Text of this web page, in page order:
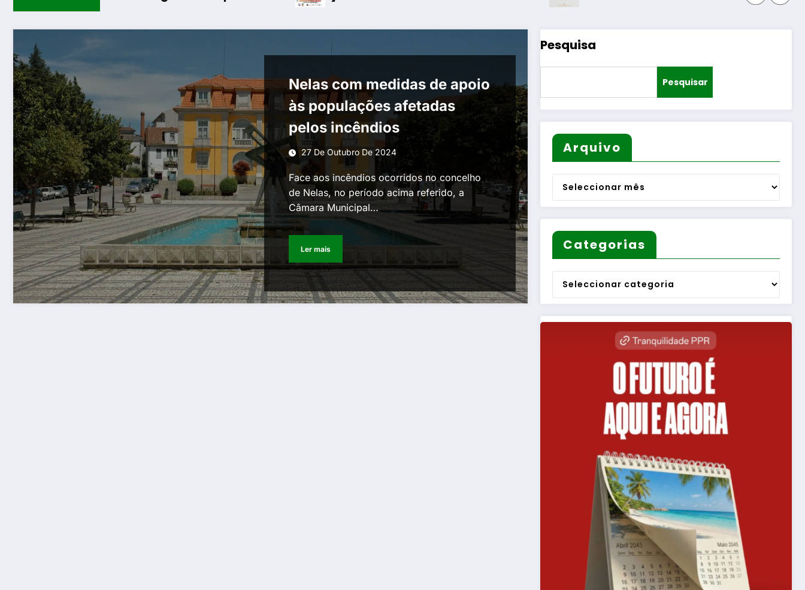
Nelas com medidas de apoio
às populações afetadas
pelos incêndios
27 De Outubro De 2024
Face aos incêndios ocorridos no concelho
de Nelas, no período acima referido, a
Câmara Municipal…
Ler mais
Pesquisa
Pesquisar
Arquivo
Arquivo
Categorias
Categorias